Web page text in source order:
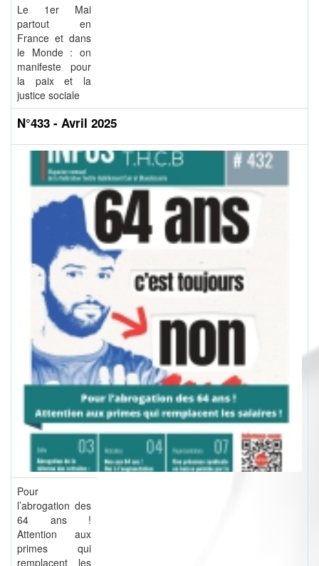
Le 1er Mai
partout en
France et dans
le Monde : on
manifeste pour
la paix et la
justice sociale
N°433 - Avril 2025
Pour
l’abrogation des
64 ans !
Attention aux
primes qui
remplacent les